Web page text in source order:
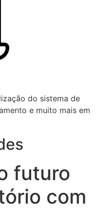
do sistema de
e muito mais em
futuro
com